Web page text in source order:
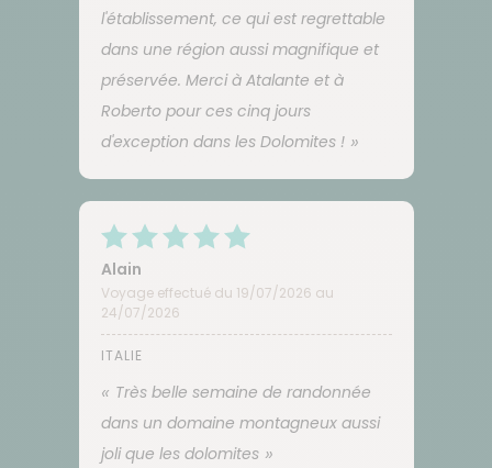
l'établissement, ce qui est regrettable
dans une région aussi magnifique et
préservée. Merci à Atalante et à
Roberto pour ces cinq jours
d'exception dans les Dolomites !
Alain
Voyage effectué du 19/07/2026 au
24/07/2026
ITALIE
Très belle semaine de randonnée
dans un domaine montagneux aussi
joli que les dolomites